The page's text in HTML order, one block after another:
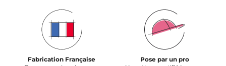
Fabrication Française
Pose par un pro